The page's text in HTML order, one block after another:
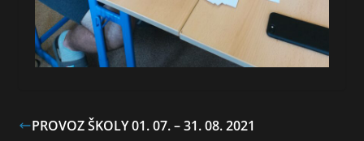
PROVOZ ŠKOLY 01. 07. – 31. 08. 2021